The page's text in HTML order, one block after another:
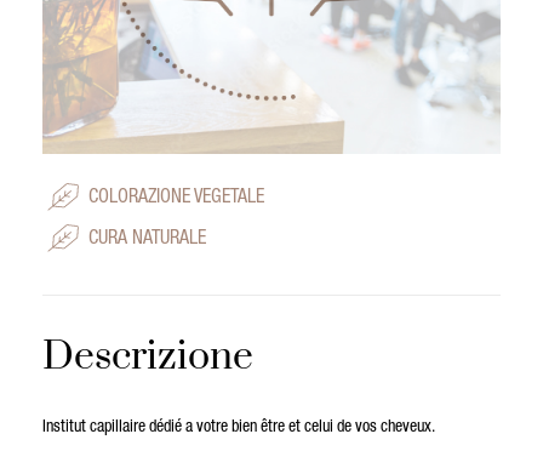
COLORAZIONE VEGETALE
CURA NATURALE
Descrizione
Institut capillaire dédié a votre bien être et celui de vos cheveux.